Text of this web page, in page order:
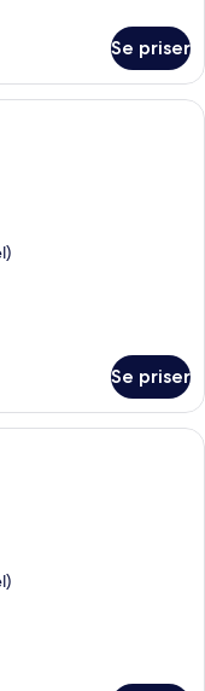
Se priser
med en stor säng, två
Se priser
med en stor säng, två